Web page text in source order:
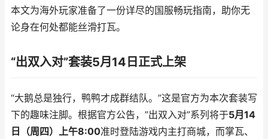
本文为海外玩家准备了一份详尽的国服畅玩指南，助你无
论身在何处都能丝滑打瓦。
“出双入对”套装5月14日正式上架
“大鹅总是独行，鸭鸭才成群结队。”这是官方为本次套装写
下的趣味注脚。根据官方公告，”出双入对”系列将于5月14
日（周四）上午8:00准时登陆游戏内主打商城，而掌瓦、